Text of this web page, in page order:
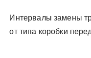
Интервалы замены
от типа коробки